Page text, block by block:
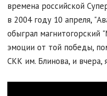
времена российской
в 2004 году 10 апреля,
обыграл магнитогорский
эмоции от той победы,
СКК им. Блинова, и вчера,